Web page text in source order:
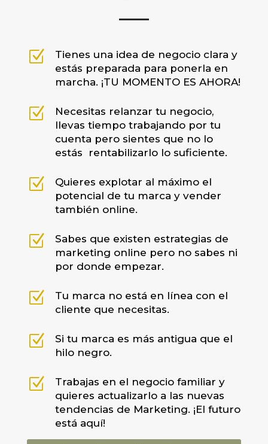
Z
Tienes una idea de negocio clara y
estás preparada para ponerla en
marcha. ¡TU MOMENTO ES AHORA!
Z
Necesitas relanzar tu negocio,
llevas tiempo trabajando por tu
cuenta pero sientes que no lo
estás rentabilizarlo lo suficiente.
Z
Quieres explotar al máximo el
potencial de tu marca y vender
también online.
Z
Sabes que existen estrategias de
marketing online pero no sabes ni
por donde empezar.
Z
Tu marca no está en línea con el
cliente que necesitas.
Z
Si tu marca es más antigua que el
hilo negro.
Z
Trabajas en el negocio familiar y
quieres actualizarlo a las nuevas
tendencias de Marketing. ¡El futuro
está aquí!